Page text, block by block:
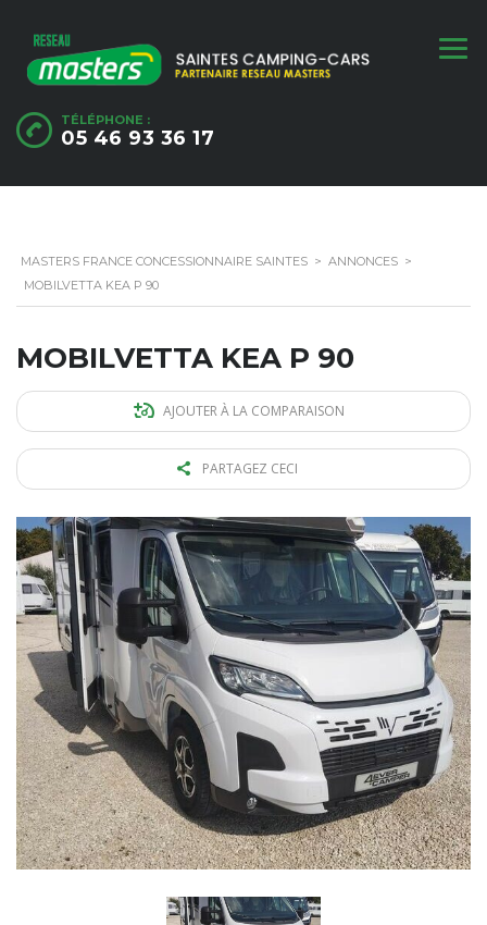
TÉLÉPHONE :
05 46 93 36 17
MASTERS FRANCE CONCESSIONNAIRE SAINTES > ANNONCES >
MOBILVETTA KEA P 90
MOBILVETTA KEA P 90
AJOUTER À LA COMPARAISON
PARTAGEZ CECI